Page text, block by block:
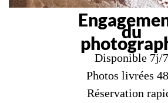
du
Disponible 7j/7
Photos livrées
Réservation